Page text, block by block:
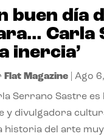
buen día
Carla
inercia’
Flat Magazine| Ago
Serrano Sastre es
y divulgadora
historia del arte